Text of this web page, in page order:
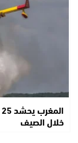
خلال الصيف